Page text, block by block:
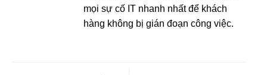
mọi sự cố IT nhanh nhất để khách
hàng không bị gián đoạn công việc.